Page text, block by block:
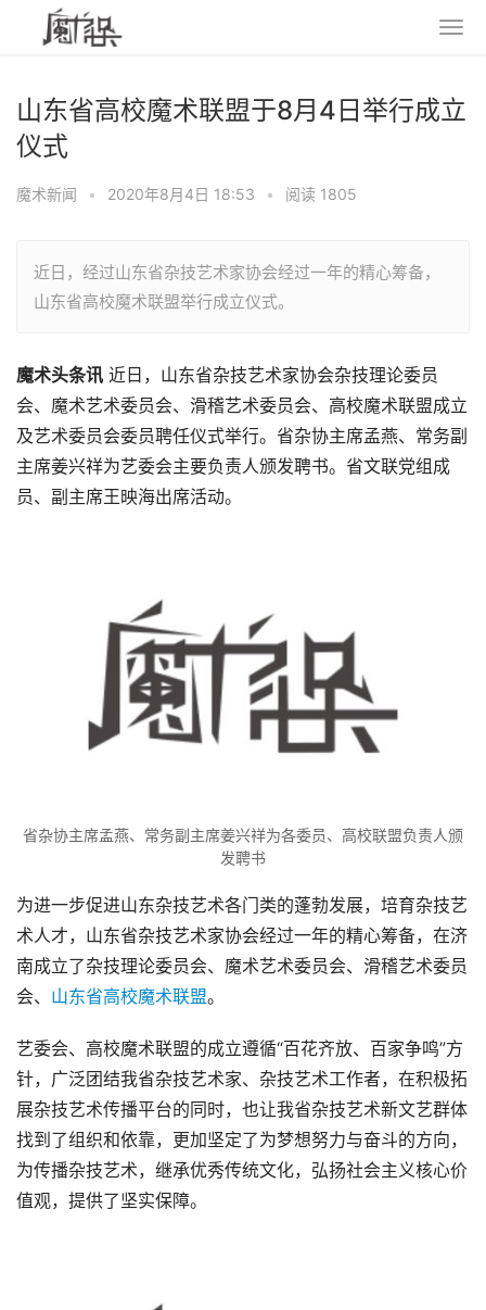
山东省高校魔术联盟于8月4日举行成立
仪式
魔术新闻 • 2020年8月4日 18:53 • 阅读 1805
近日，经过山东省杂技艺术家协会经过一年的精心筹备，
山东省高校魔术联盟举行成立仪式。
魔术头条讯 近日，山东省杂技艺术家协会杂技理论委员
会、魔术艺术委员会、滑稽艺术委员会、高校魔术联盟成立
及艺术委员会委员聘任仪式举行。省杂协主席孟燕、常务副
主席姜兴祥为艺委会主要负责人颁发聘书。省文联党组成
员、副主席王映海出席活动。
省杂协主席孟燕、常务副主席姜兴祥为各委员、高校联盟负责人颁
发聘书
为进一步促进山东杂技艺术各门类的蓬勃发展，培育杂技艺
术人才，山东省杂技艺术家协会经过一年的精心筹备，在济
南成立了杂技理论委员会、魔术艺术委员会、滑稽艺术委员
会、 山东省高校魔术联盟。
艺委会、高校魔术联盟的成立遵循“百花齐放、百家争鸣”方
针，广泛团结我省杂技艺术家、杂技艺术工作者，在积极拓
展杂技艺术传播平台的同时，也让我省杂技艺术新文艺群体
找到了组织和依靠，更加坚定了为梦想努力与奋斗的方向，
为传播杂技艺术，继承优秀传统文化，弘扬社会主义核心价
值观，提供了坚实保障。